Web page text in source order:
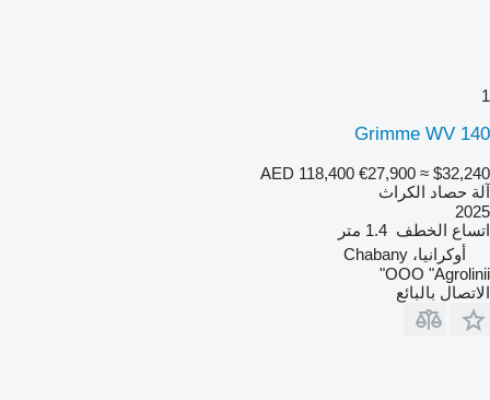
1
Grimme WV 140
AED 118,400 €27,900 ≈ $32,240
آلة حصاد الكراث
2025
اتساع الخطف 1.4 متر
أوكرانيا، Chabany
OOO "Agrolinii"
الاتصال بالبائع